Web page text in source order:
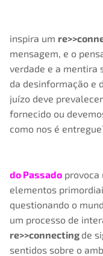
inspira um
mensagem, e o
verdade e a mentira
da desinformação e
juízo deve
fornecido ou
como nos é
do Passado provoca
elementos
questionando o
um processo de
re>>connecting de
sentidos sobre o